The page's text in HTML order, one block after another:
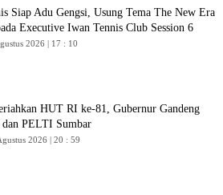
Siap Adu Gengsi, Usung Tema The New Era
Executive Iwan Tennis Club Session 6
2026 | 17 : 10
HUT RI ke-81, Gubernur Gandeng
dan PELTI Sumbar
2026 | 20 : 59